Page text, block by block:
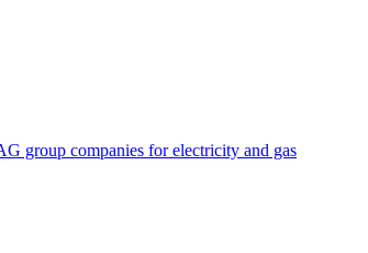
group companies for electricity and gas